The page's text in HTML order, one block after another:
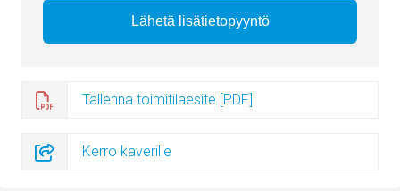
Tallenna toimitilaesite [PDF]
Kerro kaverille